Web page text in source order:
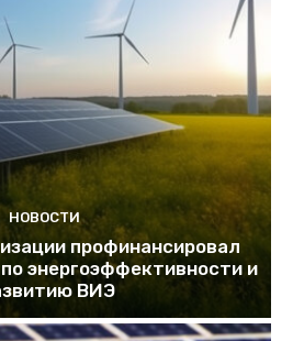
НОВОСТИ
профинансировал
энергоэффективности и
ВИЭ